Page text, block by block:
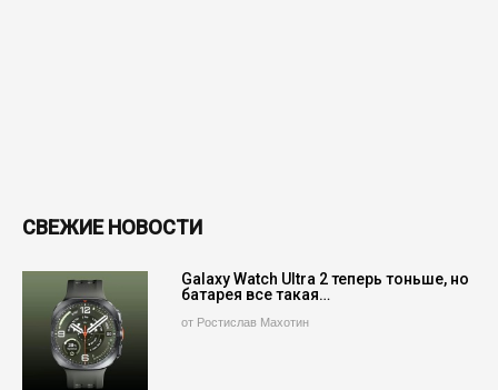
СВЕЖИЕ НОВОСТИ
Galaxy Watch Ultra 2 теперь тоньше, но
батарея все такая…
от Ростислав Махотин